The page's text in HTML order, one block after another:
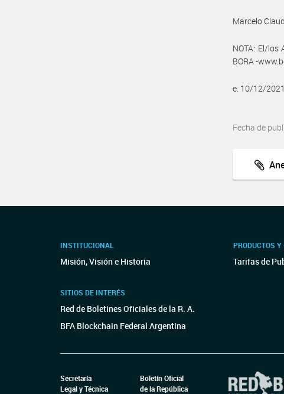
Marcelo
NOTA: El/
BORA -
e. 10/12/
Fecha de
INSTITUCIONAL
Misión, Visión e Historia
SITIOS DE INTERÉS
Red de Boletines Oficiales de la R. A.
BFA Blockchain Federal Argentina
PRODUCTOS
Tarifas de
Secretaría
Legal y Técnica
Boletín Oficial
de la República